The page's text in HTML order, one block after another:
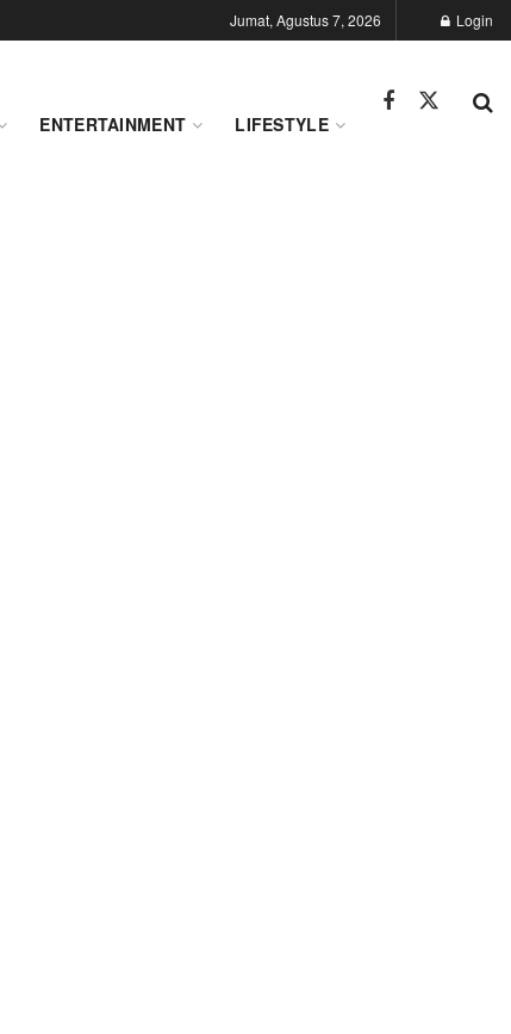
Jumat, Agustus 7, 2026 Login
ENTERTAINMENT LIFESTYLE